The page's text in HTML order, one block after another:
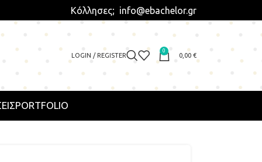
Κόλλησες; info@ebachelor.gr
LOGIN / REGISTER
0
0,00 €
PORTFOLIO